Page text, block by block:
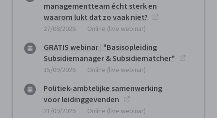
managementteam écht sterk en
waarom lukt dat zo vaak niet?
27/08/2026 Online (live webinar)
GRATIS webinar | "Basisopleiding
Subsidiemanager & Subsidiematcher"
15/09/2026 Online (live webinar)
Politiek-ambtelijke samenwerking
voor leidinggevenden
21/09/2026 Online (live webinar)